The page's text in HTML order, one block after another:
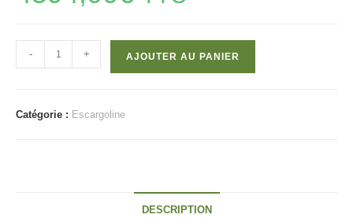
de
à
- + AJOUTER AU PANIER
Catégorie : Escargoline
DESCRIPTION